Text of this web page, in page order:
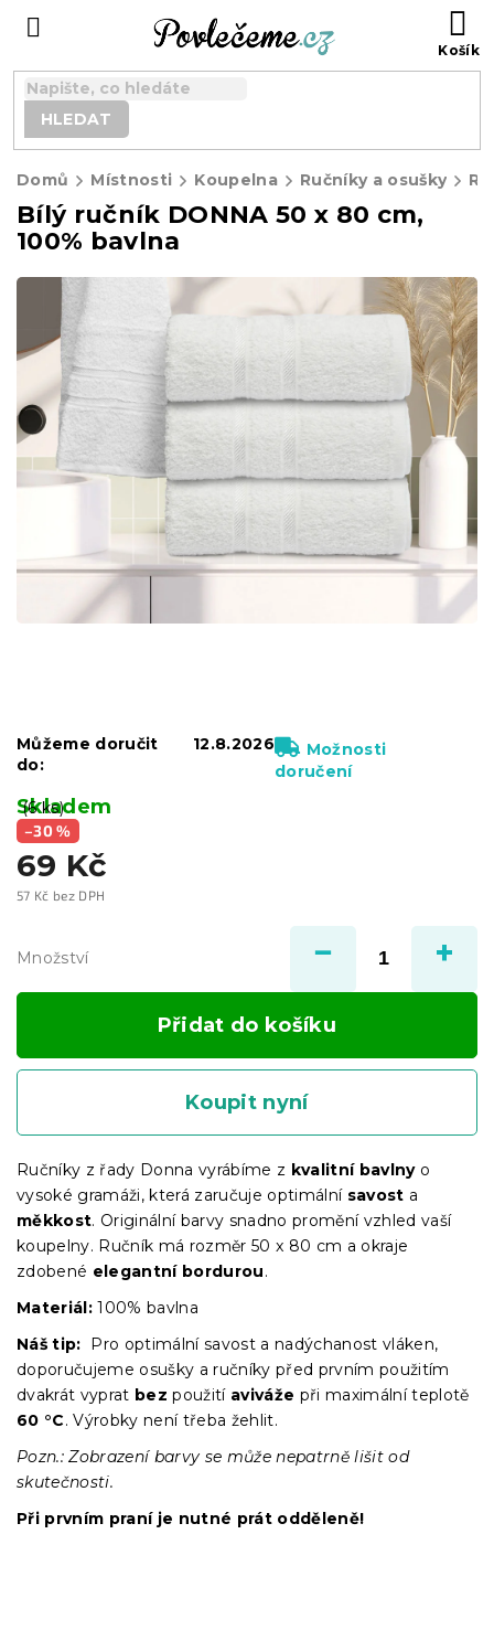
HLEDAT
Domů Místnosti Koupelna Ručníky a osušky
Bílý ručník DONNA 50 x 80 cm,
100% bavlna
–30 %
69 Kč
57 Kč bez DPH
Skladem
(6 ks)
Můžeme doručit
do:
12.8.2026
Možnosti
doručení
Množství
Přidat do košíku
Koupit nyní
Ručníky z řady Donna vyrábíme z kvalitní bavlnyo
vysoké gramáži, která zaručuje optimálnísavost a
měkkost. Originální barvy snadno promění vzhled vaší
koupelny. Ručník má rozměr 50 x 80 cm a okraje
zdobené elegantní bordurou.
Materiál: 100% bavlna
Náš tip: Pro optimální savost a nadýchanost vláken,
doporučujeme osušky a ručníky před prvním použitím
dvakrát vyprat bez použití aviváže při maximální teplotě
60 °C. Výrobky není třeba žehlit.
Pozn.: Zobrazení barvy se může nepatrně lišit od
skutečnosti.
Při prvním praní je nutné prát odděleně!